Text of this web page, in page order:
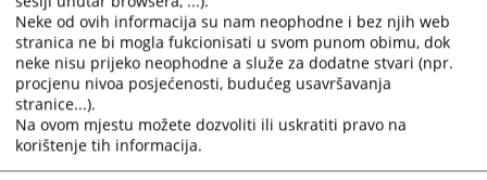
Neke od ovih informacija su nam neophodne i bez njih web
stranica ne bi mogla fukcionisati u svom punom obimu, dok
neke nisu prijeko neophodne a služe za dodatne stvari (npr.
procjenu nivoa posjećenosti, budućeg usavršavanja
stranice...).
Na ovom mjestu možete dozvoliti ili uskratiti pravo na
korištenje tih informacija.